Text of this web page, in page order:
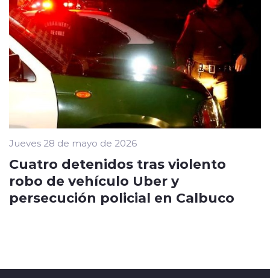
Jueves 28 de mayo de 2026
Cuatro detenidos tras violento
robo de vehículo Uber y
persecución policial en Calbuco